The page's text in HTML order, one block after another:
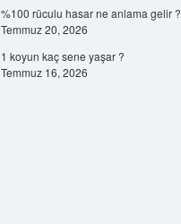
%100 rüculu hasar ne anlama gelir ?
Temmuz 20, 2026
1 koyun kaç sene yaşar ?
Temmuz 16, 2026